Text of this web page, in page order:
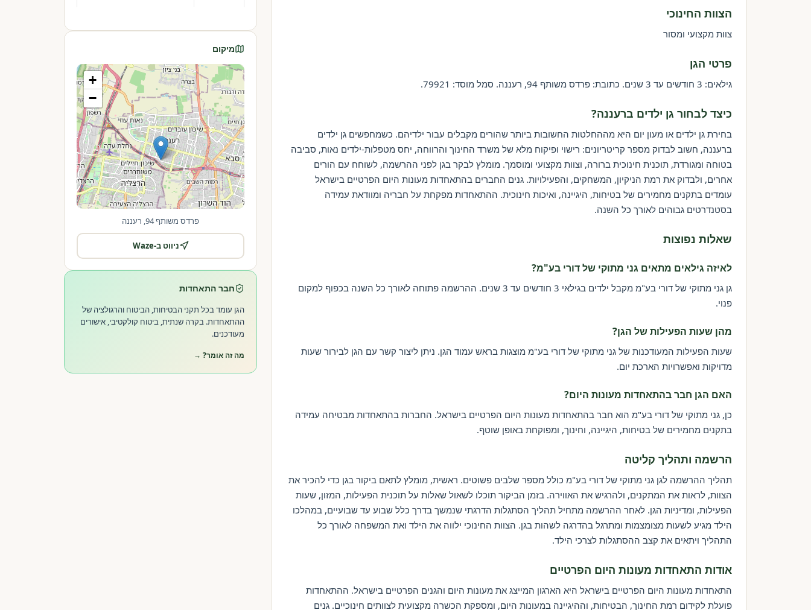
הצוות החינוכי
צוות מקצועי ומסור
פרטי הגן
גילאים: 3 חודשים עד 3 שנים. כתובת: פרדס משותף 94, רעננה. סמל מוסד: 79921.
כיצד לבחור גן ילדים ברעננה?
בחירת גן ילדים או מעון יום היא מההחלטות החשובות ביותר שהורים מקבלים עבור ילדיהם. כשמחפשים גן ילדים
ברעננה, חשוב לבדוק מספר קריטריונים: רישוי ופיקוח מלא של משרד החינוך והרווחה, יחס מטפלות-ילדים נאות, סביבה
בטוחה ומגורדת, תוכנית חינוכית ברורה, וצוות מקצועי ומוסמך. מומלץ לבקר בגן לפני ההרשמה, לשוחח עם הורים
אחרים, ולבדוק את רמת הניקיון, המשחקים, והפעילויות. גנים החברים בהתאחדות מעונות היום הפרטיים בישראל
עומדים בתקנים מחמירים של בטיחות, היגיינה, ואיכות חינוכית. ההתאחדות מפקחת על חבריה ומוודאת עמידה
בסטנדרטים גבוהים לאורך כל השנה.
שאלות נפוצות
לאיזה גילאים מתאים גני מתוקי של דורי בע"מ?
גן גני מתוקי של דורי בע"מ מקבל ילדים בגילאי 3 חודשים עד 3 שנים. ההרשמה פתוחה לאורך כל השנה בכפוף למקום
פנוי.
מהן שעות הפעילות של הגן?
שעות הפעילות המעודכנות של גני מתוקי של דורי בע"מ מוצגות בראש עמוד הגן. ניתן ליצור קשר עם הגן לבירור שעות
מדויקות ואפשרויות הארכת יום.
האם הגן חבר בהתאחדות מעונות היום?
כן, גני מתוקי של דורי בע"מ הוא חבר בהתאחדות מעונות היום הפרטיים בישראל. החברות בהתאחדות מבטיחה עמידה
בתקנים מחמירים של בטיחות, היגיינה, וחינוך, ומפוקחת באופן שוטף.
הרשמה ותהליך קליטה
תהליך ההרשמה לגן גני מתוקי של דורי בע"מ כולל מספר שלבים פשוטים. ראשית, מומלץ לתאם ביקור בגן כדי להכיר את
הצוות, לראות את המתקנים, ולהרגיש את האווירה. בזמן הביקור תוכלו לשאול שאלות על תוכנית הפעילות, המזון, שעות
הפעילות, ומדיניות הגן. לאחר ההרשמה מתחיל תהליך הסתגלות הדרגתי שנמשך בדרך כלל שבוע עד שבועיים, במהלכו
הילד מגיע לשעות מצומצמות ומתרגל בהדרגה לשהות בגן. הצוות החינוכי ילווה את הילד ואת המשפחה לאורך כל
התהליך ויתאים את קצב ההסתגלות לצרכי הילד.
אודות התאחדות מעונות היום הפרטיים
התאחדות מעונות היום הפרטיים בישראל היא הארגון המייצג את מעונות היום והגנים הפרטיים בישראל. ההתאחדות
פועלת לקידום רמת החינוך, הבטיחות, וההיגיינה במעונות היום, ומספקת הכשרה מקצועית לצוותים חינוכיים. גנים
מיקום
+
−
|©
פרדס משותף 94, רעננה
ניווט ב-Waze
חבר התאחדות
הגן עומד בכל תקני הבטיחות, הביטוח והרגולציה של
ההתאחדות. בקרה שנתית, ביטוח קולקטיבי, אישורים
מעודכנים.
מה זה אומר? →